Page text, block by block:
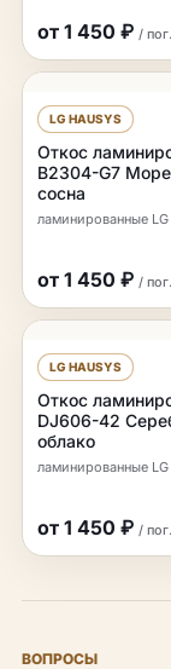
от 1 450 ₽ /
LG HAUSYS
Откос
B2304-G7
сосна
ламинированные LG
от 1 450 ₽ /
LG HAUSYS
Откос
DJ606-42
облако
ламинированные LG
от 1 450 ₽ /
ВОПРОСЫ